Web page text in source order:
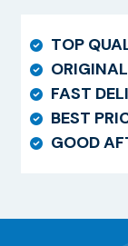
TOP
FAST
BEST
GOOD